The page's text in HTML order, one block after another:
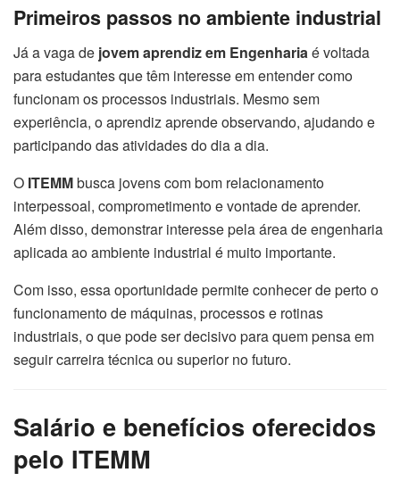
Primeiros passos no ambiente industrial
Já a vaga de jovem aprendiz em Engenhariaé voltada
para estudantes que têm interesse em entender como
funcionam os processos industriais. Mesmo sem
experiência, o aprendiz aprende observando, ajudando e
participando das atividades do dia a dia.
O ITEMMbusca jovens com bom relacionamento
interpessoal, comprometimento e vontade de aprender.
Além disso, demonstrar interesse pela área de engenharia
aplicada ao ambiente industrial é muito importante.
Com isso, essa oportunidade permite conhecer de perto o
funcionamento de máquinas, processos e rotinas
industriais, o que pode ser decisivo para quem pensa em
seguir carreira técnica ou superior no futuro.
Salário e benefícios oferecidos
pelo ITEMM